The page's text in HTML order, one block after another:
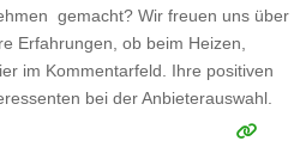
gemacht? Wir freuen uns über
Erfahrungen, ob beim Heizen,
im Kommentarfeld. Ihre positiven
bei der Anbieterauswahl.
äußern, so geben Sie diese bitte mit